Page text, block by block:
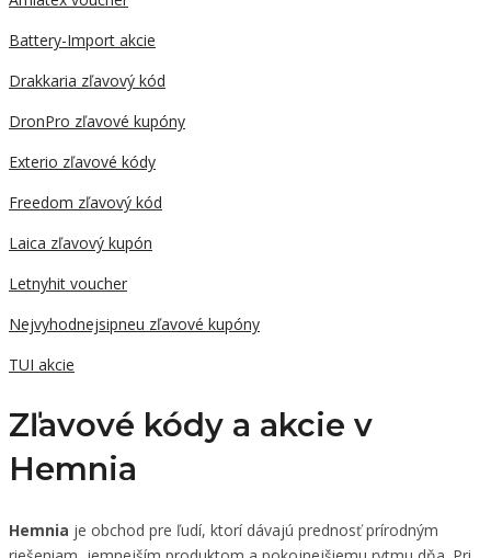
Battery-Import akcie
Drakkaria zľavový kód
DronPro zľavové kupóny
Exterio zľavové kódy
Freedom zľavový kód
Laica zľavový kupón
Letnyhit voucher
Nejvyhodnejsipneu zľavové kupóny
TUI akcie
Zľavové kódy a akcie v
Hemnia
Hemnia je obchod pre ľudí, ktorí dávajú prednosť prírodným